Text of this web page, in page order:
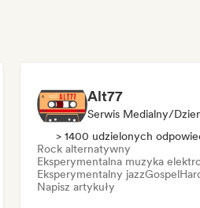
Alt77
Serwis Medialny/
> 1400 udzielonych
Rock alternatywny
Eksperymentalna muzyka
Eksperymentalny jazzGospel
Napisz artykuły